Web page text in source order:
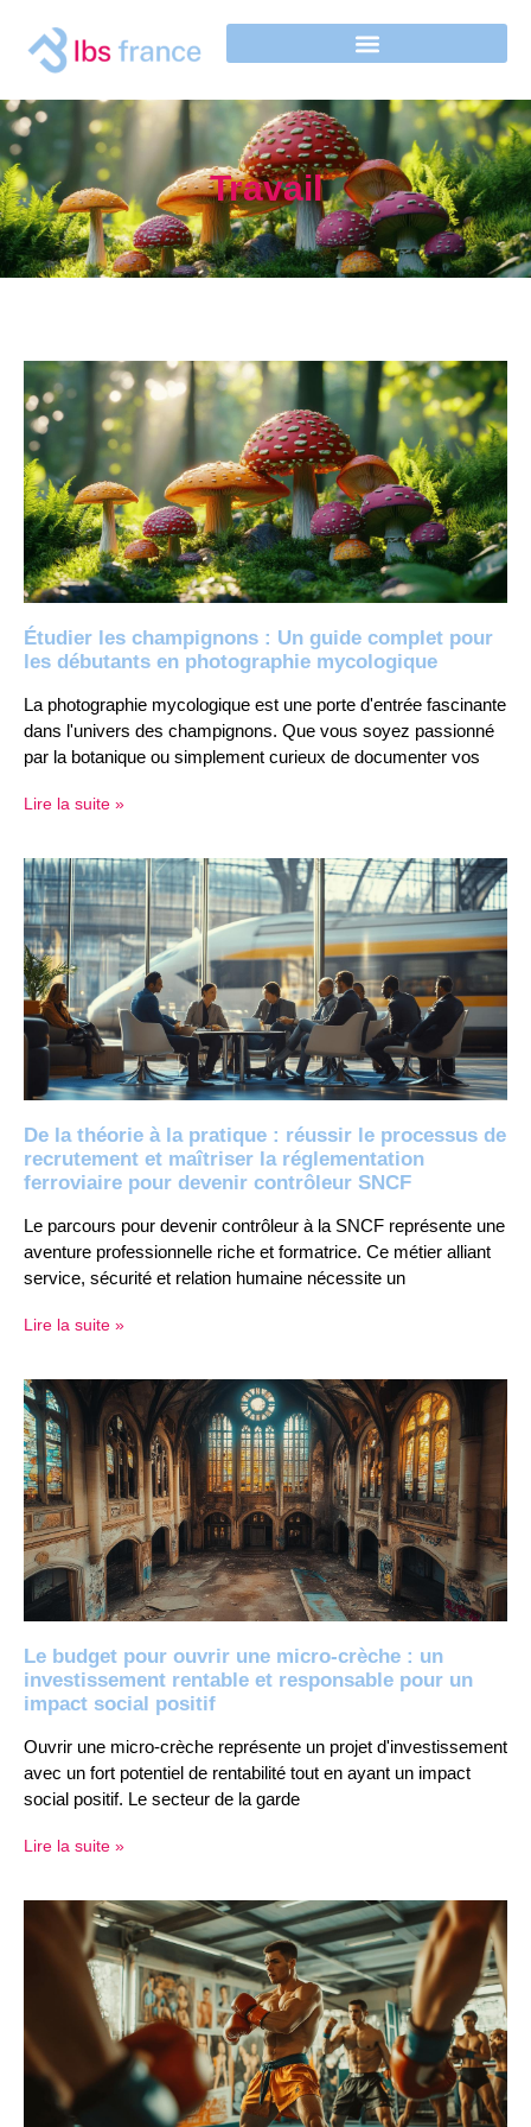
Travail
Étudier les champignons : Un guide complet pour
les débutants en photographie mycologique
La photographie mycologique est une porte d'entrée fascinante
dans l'univers des champignons. Que vous soyez passionné
par la botanique ou simplement curieux de documenter vos
Lire la suite »
De la théorie à la pratique : réussir le processus de
recrutement et maîtriser la réglementation
ferroviaire pour devenir contrôleur SNCF
Le parcours pour devenir contrôleur à la SNCF représente une
aventure professionnelle riche et formatrice. Ce métier alliant
service, sécurité et relation humaine nécessite un
Lire la suite »
Le budget pour ouvrir une micro-crèche : un
investissement rentable et responsable pour un
impact social positif
Ouvrir une micro-crèche représente un projet d'investissement
avec un fort potentiel de rentabilité tout en ayant un impact
social positif. Le secteur de la garde
Lire la suite »